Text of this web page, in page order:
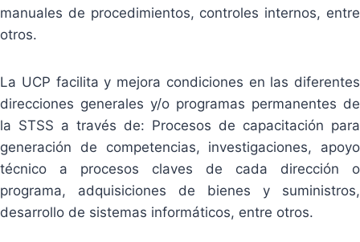
manuales de procedimientos, controles internos, entre
otros.
La UCP facilita y mejora condiciones en las diferentes
direcciones generales y/o programas permanentes de
la STSS a través de: Procesos de capacitación para
generación de competencias, investigaciones, apoyo
técnico a procesos claves de cada dirección o
programa, adquisiciones de bienes y suministros,
desarrollo de sistemas informáticos, entre otros.